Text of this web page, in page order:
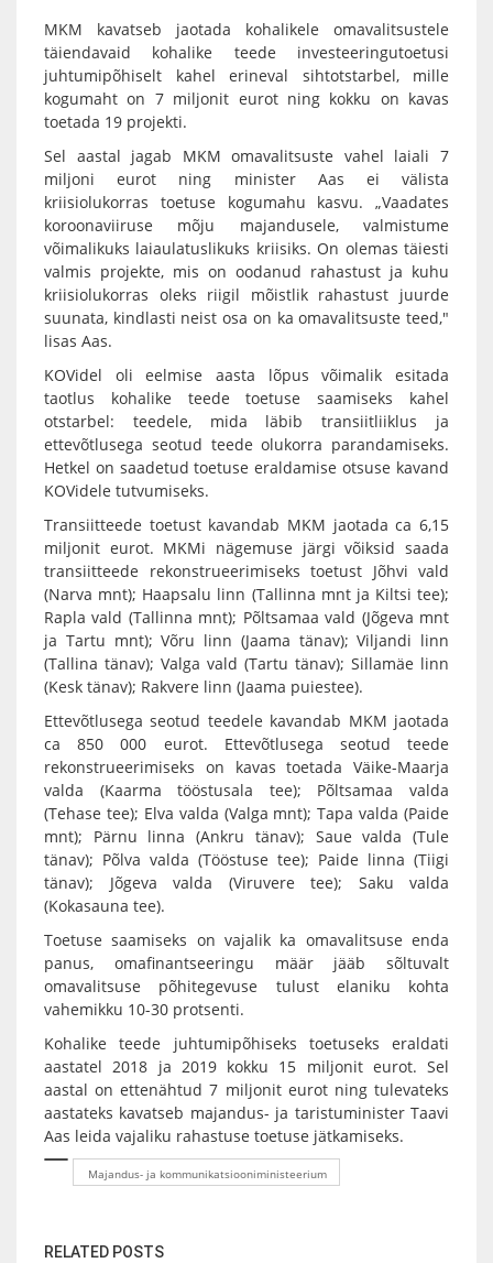
MKM kavatseb jaotada kohalikele omavalitsustele
täiendavaid kohalike teede investeeringutoetusi
juhtumipõhiselt kahel erineval sihtotstarbel, mille
kogumaht on 7 miljonit eurot ning kokku on kavas
toetada 19 projekti.
Sel aastal jagab MKM omavalitsuste vahel laiali 7
miljoni eurot ning minister Aas ei välista
kriisiolukorras toetuse kogumahu kasvu. „Vaadates
koroonaviiruse mõju majandusele, valmistume
võimalikuks laiaulatuslikuks kriisiks. On olemas täiesti
valmis projekte, mis on oodanud rahastust ja kuhu
kriisiolukorras oleks riigil mõistlik rahastust juurde
suunata, kindlasti neist osa on ka omavalitsuste teed,"
lisas Aas.
KOVidel oli eelmise aasta lõpus võimalik esitada
taotlus kohalike teede toetuse saamiseks kahel
otstarbel: teedele, mida läbib transiitliiklus ja
ettevõtlusega seotud teede olukorra parandamiseks.
Hetkel on saadetud toetuse eraldamise otsuse kavand
KOVidele tutvumiseks.
Transiitteede toetust kavandab MKM jaotada ca 6,15
miljonit eurot. MKMi nägemuse järgi võiksid saada
transiitteede rekonstrueerimiseks toetust Jõhvi vald
(Narva mnt); Haapsalu linn (Tallinna mnt ja Kiltsi tee);
Rapla vald (Tallinna mnt); Põltsamaa vald (Jõgeva mnt
ja Tartu mnt); Võru linn (Jaama tänav); Viljandi linn
(Tallina tänav); Valga vald (Tartu tänav); Sillamäe linn
(Kesk tänav); Rakvere linn (Jaama puiestee).
Ettevõtlusega seotud teedele kavandab MKM jaotada
ca 850 000 eurot. Ettevõtlusega seotud teede
rekonstrueerimiseks on kavas toetada Väike-Maarja
valda (Kaarma tööstusala tee); Põltsamaa valda
(Tehase tee); Elva valda (Valga mnt); Tapa valda (Paide
mnt); Pärnu linna (Ankru tänav); Saue valda (Tule
tänav); Põlva valda (Tööstuse tee); Paide linna (Tiigi
tänav); Jõgeva valda (Viruvere tee); Saku valda
(Kokasauna tee).
Toetuse saamiseks on vajalik ka omavalitsuse enda
panus, omafinantseeringu määr jääb sõltuvalt
omavalitsuse põhitegevuse tulust elaniku kohta
vahemikku 10-30 protsenti.
Kohalike teede juhtumipõhiseks toetuseks eraldati
aastatel 2018 ja 2019 kokku 15 miljonit eurot. Sel
aastal on ettenähtud 7 miljonit eurot ning tulevateks
aastateks kavatseb majandus- ja taristuminister Taavi
Aas leida vajaliku rahastuse toetuse jätkamiseks.
Majandus- ja kommunikatsiooniministeerium
RELATED POSTS